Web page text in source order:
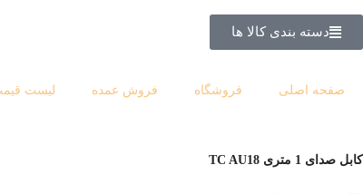
دسته بندی کالا ها
صفحه اصلی فروشگاه فروش عمده لیست
كابل صدای 1 متری TC AU18